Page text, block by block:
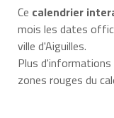
Ce calendrier
mois les dates
ville d'Aiguilles.
Plus d'informations
zones rouges du